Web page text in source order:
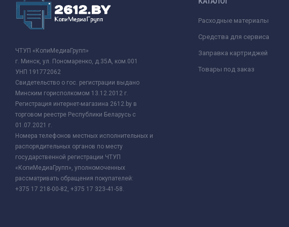
ЧТУП «КопиМедиаГрупп»
г. Минск, ул. Пономаренко, д.35А, ком.001
УНП 191772062
Свидетельство о гос. регистрации выдано
Минским горисполкомом 13.12.2012 г.
Регистрация интернет-магазина 2612.by в
торговом реестре Республики Беларусь с
01.07.2021 г.
Номера телефонов местных исполнительных и
распорядительных органов по месту
государственной регистрации ЧТУП
«КопиМедиаГрупп», уполномоченных
рассматривать обращения покупателей:
+375 17 218-00-82, +375 17 323-41-58.
Расходные материалы
Средства для сервиса
Заправка картриджей
Товары под заказ